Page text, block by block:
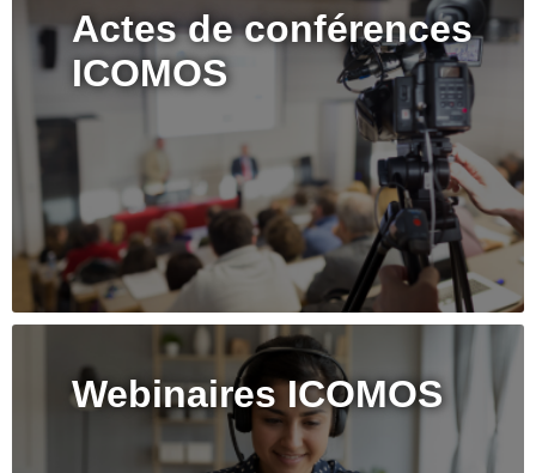
Actes de conférences
ICOMOS
Webinaires ICOMOS